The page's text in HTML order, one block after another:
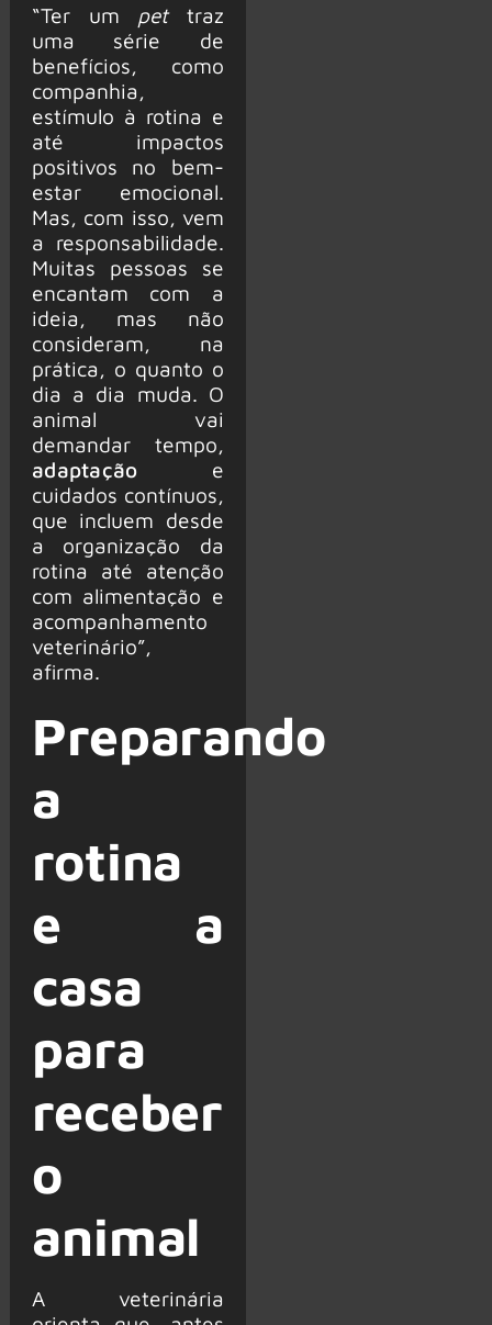
“Ter um pettraz
uma série de
benefícios, como
companhia,
estímulo à rotina e
até impactos
positivos no bem-
estar emocional.
Mas, com isso, vem
a responsabilidade.
Muitas pessoas se
encantam com a
ideia, mas não
consideram, na
prática, o quanto o
dia a dia muda. O
animal vai
demandar tempo,
adaptação e
cuidados contínuos,
que incluem desde
a organização da
rotina até atenção
com alimentação e
acompanhamento
veterinário”,
afirma.
Preparando
a
rotina
e a
casa
para
receber
o
animal
A veterinária